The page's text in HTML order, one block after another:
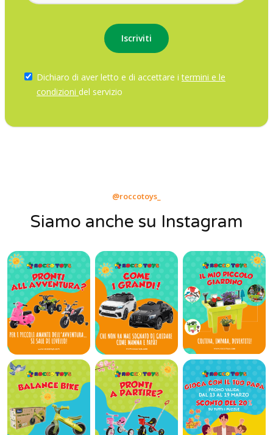
Dichiaro di aver letto e di accettare itermini e le
condizioni del servizio
@roccotoys_
Siamo anche su Instagram